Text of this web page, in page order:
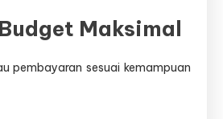
Maksimal
pembayaran sesuai kemampuan